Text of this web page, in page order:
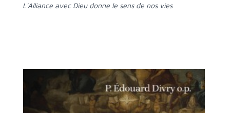
L'Alliance avec Dieu donne le sens de nos vies